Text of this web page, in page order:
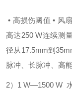
• 高损伤阈值 • 风
高达250 W连续测
径从17.5mm到
脉冲、长脉冲、高
2）1 W—1500 W